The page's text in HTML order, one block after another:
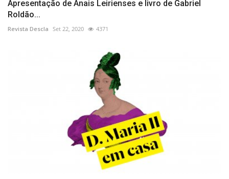
Apresentação de Anais Leirienses e livro de Gabriel
Roldão...
Revista Descla Set 22, 2020 4371